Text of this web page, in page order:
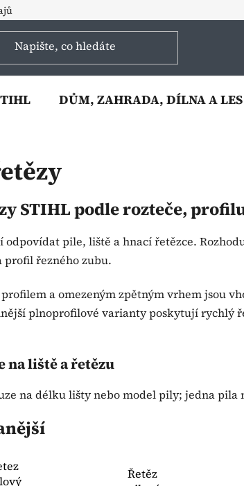
DŮM, ZAHRADA, DÍLNA A LES
STIHL podle rozteče,
odpovídat pile, liště a hnací řetězce.
profil řezného zubu.
a omezeným zpětným vrhem jsou
plnoprofilové varianty poskytují rychlý
na liště a řetězu
na délku lišty nebo model pily; jedna pila
Řetěz